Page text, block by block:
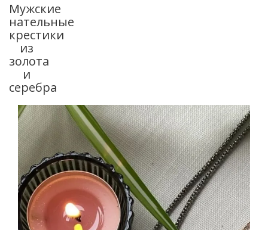
Мужские
нательные
крестики
из
золота
и
серебра